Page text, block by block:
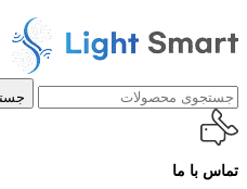
تماس با ما